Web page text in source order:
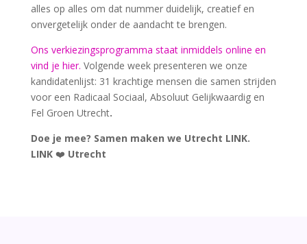
alles op alles om dat nummer duidelijk, creatief en
onvergetelijk onder de aandacht te brengen.
Ons verkiezingsprogramma staat inmiddels online en
vind je hier. Volgende week presenteren we onze
kandidatenlijst: 31 krachtige mensen die samen strijden
voor een Radicaal Sociaal, Absoluut Gelijkwaardig en
Fel Groen Utrecht.
Doe je mee? Samen maken we Utrecht LINK.
LINK ❤️ Utrecht